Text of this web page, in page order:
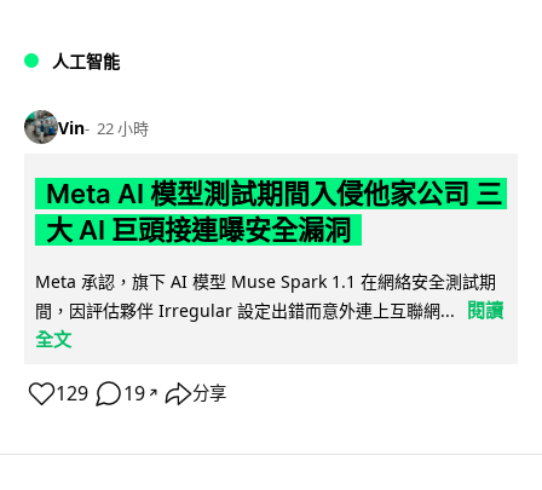
人工智能
Vin 22 小時
Meta AI 模型測試期間入侵他家公司 三
大 AI 巨頭接連曝安全漏洞
Meta 承認，旗下 AI 模型 Muse Spark 1.1 在網絡安全測試期
間，因評估夥伴 Irregular 設定出錯而意外連上互聯網...
閱讀
全文
129 19 ↗ 分享